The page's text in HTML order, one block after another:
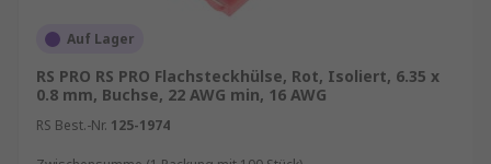
Auf Lager
RS PRO RS PRO Flachsteckhülse, Rot, Isoliert, 6.35 x
0.8 mm, Buchse, 22 AWG min, 16 AWG
RS Best.-Nr. 125-1974